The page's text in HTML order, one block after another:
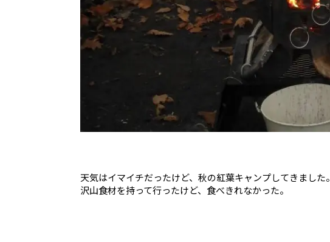
天気はイマイチだったけど、秋の紅葉キャンプしてきました。
沢山食材を持って行ったけど、食べきれなかった。